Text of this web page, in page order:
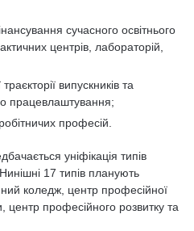
сучасного освітнього
центрів, лабораторій,
випускників та
працевлаштування;
професій.
уніфікація типів
17 типів планують
коледж, центр професійної
центр професійного розвитку та